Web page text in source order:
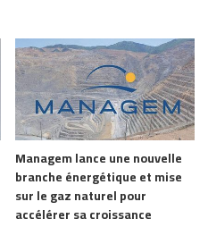
Managem lance une nouvelle
branche énergétique et mise
sur le gaz naturel pour
accélérer sa croissance